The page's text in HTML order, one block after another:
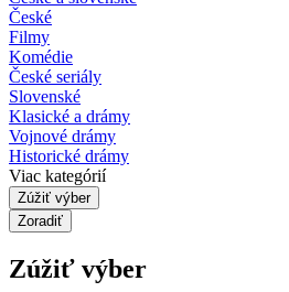
České
Filmy
Komédie
České seriály
Slovenské
Klasické a drámy
Vojnové drámy
Historické drámy
Viac kategórií
Zúžiť výber
Zoradiť
Zúžiť výber